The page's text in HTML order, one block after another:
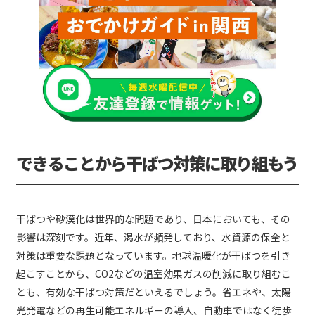
できることから干ばつ対策に取り組もう
干ばつや砂漠化は世界的な問題であり、日本においても、その
影響は深刻です。近年、渇水が頻発しており、水資源の保全と
対策は重要な課題となっています。地球温暖化が干ばつを引き
起こすことから、CO2などの温室効果ガスの削減に取り組むこ
とも、有効な干ばつ対策だといえるでしょう。省エネや、太陽
光発電などの再生可能エネルギーの導入、自動車ではなく徒歩